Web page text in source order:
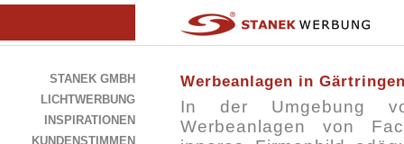
STANEK GMBH
LICHTWERBUNG
INSPIRATIONEN
KUNDENSTIMMEN
Werbeanlagen in
In der Umgebung
Werbeanlagen von